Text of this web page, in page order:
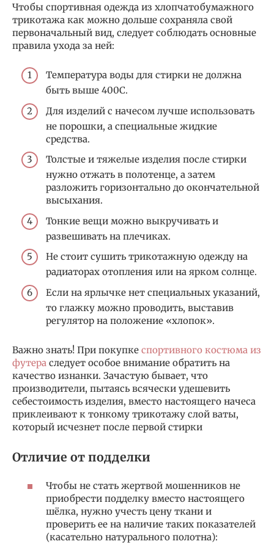
Чтобы спортивная одежда из хлопчатобумажного
трикотажа как можно дольше сохраняла свой
первоначальный вид, следует соблюдать основные
правила ухода за ней:
Температура воды для стирки не должна
быть выше 400С.
Для изделий с начесом лучше использовать
не порошки, а специальные жидкие
средства.
Толстые и тяжелые изделия после стирки
нужно отжать в полотенце, а затем
разложить горизонтально до окончательной
высыхания.
Тонкие вещи можно выкручивать и
развешивать на плечиках.
Не стоит сушить трикотажную одежду на
радиаторах отопления или на ярком солнце.
Если на ярлычке нет специальных указаний,
то глажку можно проводить, выставив
регулятор на положение «хлопок».
Важно знать! При покупке спортивного костюма из
футера следует особое внимание обратить на
качество изнанки. Зачастую бывает, что
производители, пытаясь всячески удешевить
себестоимость изделия, вместо настоящего начеса
приклеивают к тонкому трикотажу слой ваты,
который исчезнет после первой стирки
Отличие от подделки
Чтобы не стать жертвой мошенников не
приобрести подделку вместо настоящего
шёлка, нужно учесть цену ткани и
проверить ее на наличие таких показателей
(касательно натурального полотна):